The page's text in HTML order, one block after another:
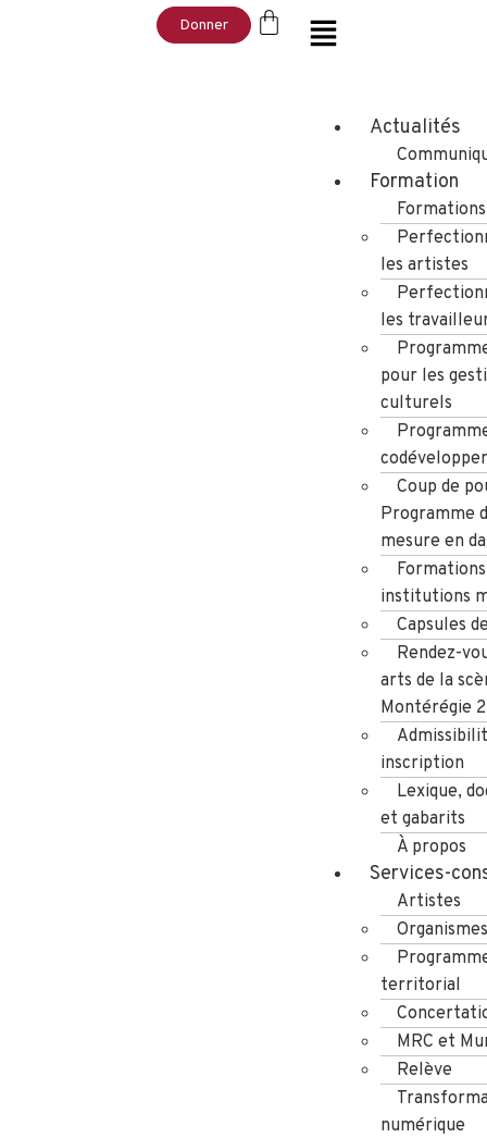
Donner
Actualités
Formation
les artistes
les
pour les
culturels
Coup de
Programme
mesure en
institutions
Capsules
Rendez-
arts de la
Montérégie
inscription
Lexique,
et gabarits
À propos
Services-
Artistes
Organismes
territorial
MRC et
Relève
numérique